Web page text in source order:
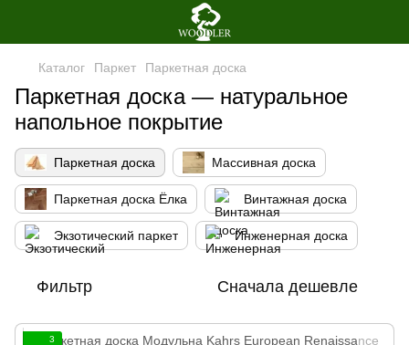
Каталог Паркет Паркетная доска
Паркетная доска — натуральное
напольное покрытие
Паркетная доска Массивная доска
Паркетная доска Ёлка Винтажная доска
Экзотический паркет Инженерная доска
Фильтр Сначала дешевле
3